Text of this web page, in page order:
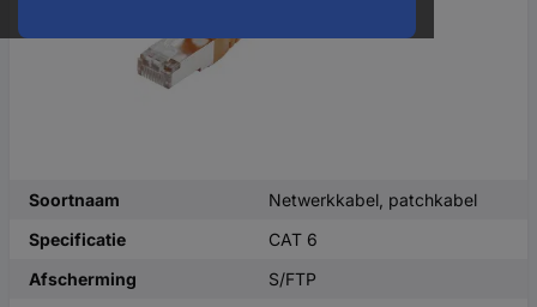
Soortnaam
Netwerkkabel, patchkabel
Specificatie
CAT 6
Afscherming
S/FTP